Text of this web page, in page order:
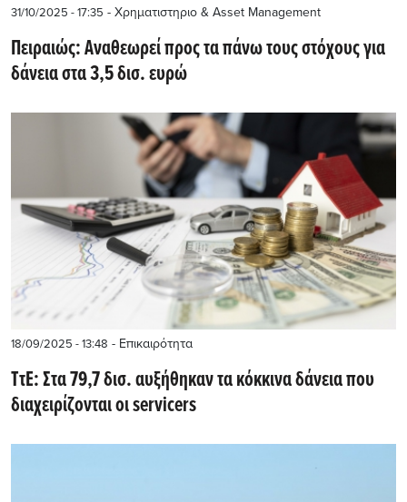
31/10/2025 - 17:35 - Χρηματιστηριο & Asset Management
Πειραιώς: Αναθεωρεί προς τα πάνω τους στόχους για
δάνεια στα 3,5 δισ. ευρώ
18/09/2025 - 13:48 - Επικαιρότητα
ΤτΕ: Στα 79,7 δισ. αυξήθηκαν τα κόκκινα δάνεια που
διαχειρίζονται οι servicers